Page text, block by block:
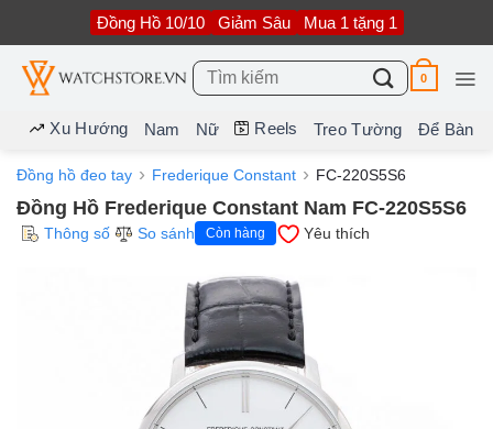
nội
dung
Đồng Hồ 10/10 Giảm Sâu Mua 1 tặng 1
Tìm
kiếm:
0
Xu Hướng Nam Nữ Reels Treo Tường Để Bàn
Đồng hồ đeo tay Frederique Constant FC-220S5S6
Đồng Hồ Frederique Constant Nam FC-220S5S6
Thông số So sánh Còn hàng Yêu thích